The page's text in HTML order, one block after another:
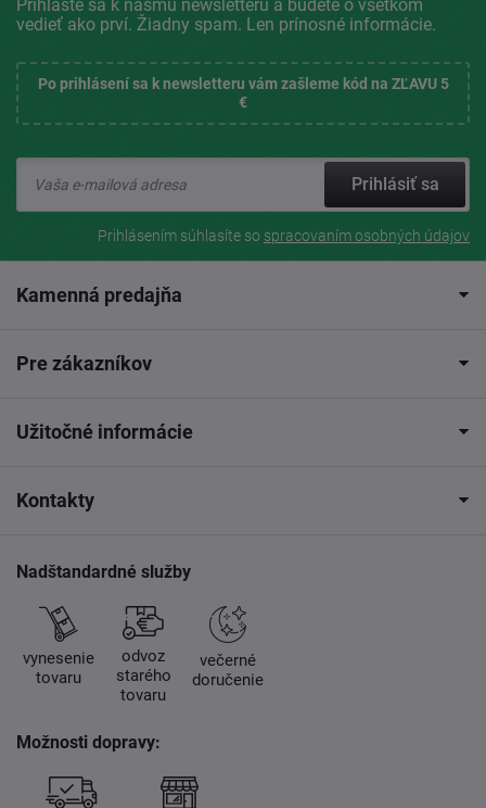
Prihláste sa k nášmu newsletteru a budete o všetkom
vedieť ako prví. Žiadny spam. Len prínosné informácie.
Po prihlásení sa k newsletteru vám zašleme kód na ZĽAVU 5
€
Prihlásiť sa
Prihlásením súhlasíte so spracovaním osobných údajov
Kamenná predajňa
Pre zákazníkov
Užitočné informácie
Kontakty
Nadštandardné služby
vynesenie
tovaru
odvoz
starého
tovaru
večerné
doručenie
Možnosti dopravy: